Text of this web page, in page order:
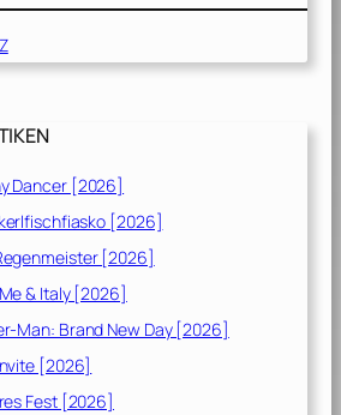
Dancer [2026]
[2026]
[2026]
& Italy [2026]
Man: Brand New Day [2026]
[2026]
Fest [2026]